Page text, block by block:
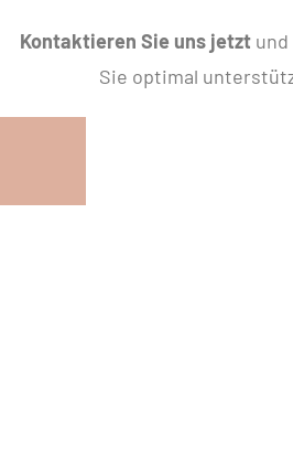
Kontaktieren Sie uns jetztund
Sie optimal